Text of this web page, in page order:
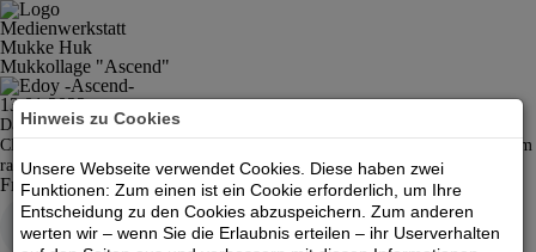
Medienwerkstatt
Mukke Huk
Mukkollage "Ascend"
13.01.2022
Das Stück „Ascent“ von Edoy gehört zu den Kategorien: International,
Classical und Soundtrack. Es klingt wie ein Soundtrack zu einem Film, der im
raum- und zeitlosen Weltall spielt.
Free Music Archive: Edoy - Ascent
Hinweis zu Cookies
Unsere Webseite verwendet Cookies. Diese haben zwei
Funktionen: Zum einen ist ein Cookie erforderlich, um Ihre
Entscheidung zu den Cookies abzuspeichern. Zum anderen
werten wir – wenn Sie die Erlaubnis erteilen – ihr Userverhalten